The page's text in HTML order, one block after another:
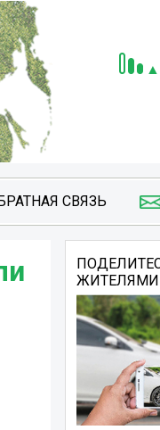
СВЯЗЬ
ЖИТЕЛЯМИ